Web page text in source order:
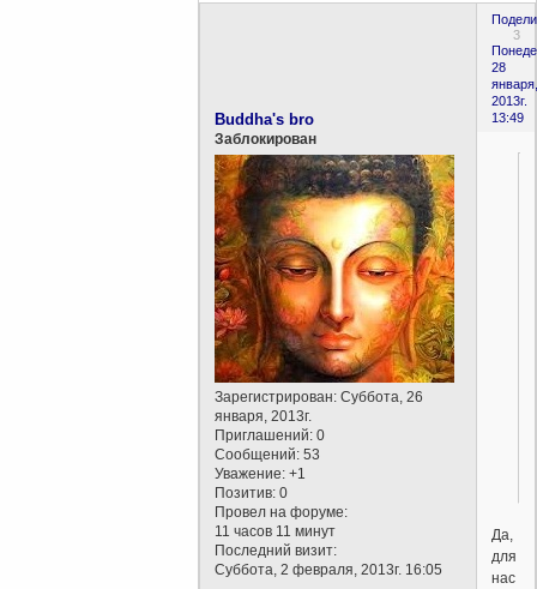
3
28
января,
2013г.
13:49
Buddha's bro
Заблокирован
Зарегистрирован: Суббота, 26
января, 2013г.
Приглашений: 0
Сообщений: 53
Уважение: +1
Позитив: 0
Провел на форуме:
11 часов 11 минут
Последний визит:
Суббота, 2 февраля, 2013г. 16:05
Да,
для
нас